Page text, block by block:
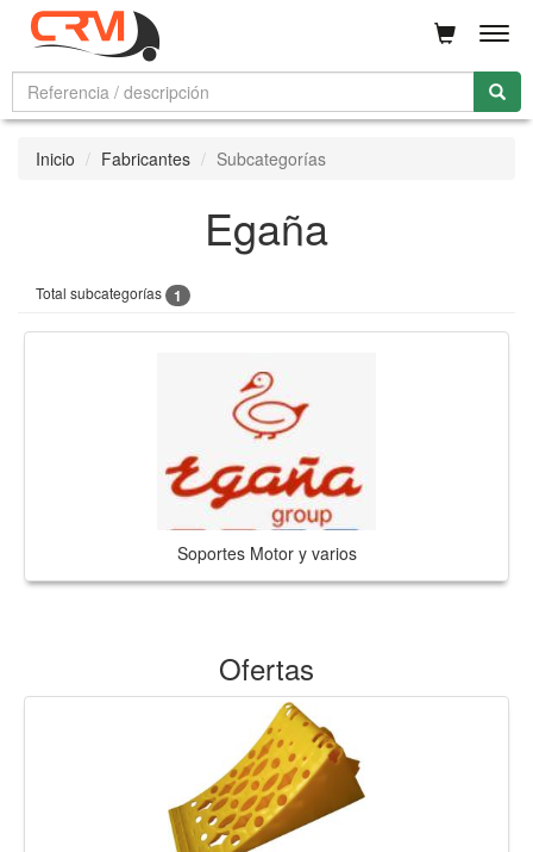
Inicio Fabricantes Subcategorías
Egaña
Total subcategorías 1
Soportes Motor y varios
Ofertas